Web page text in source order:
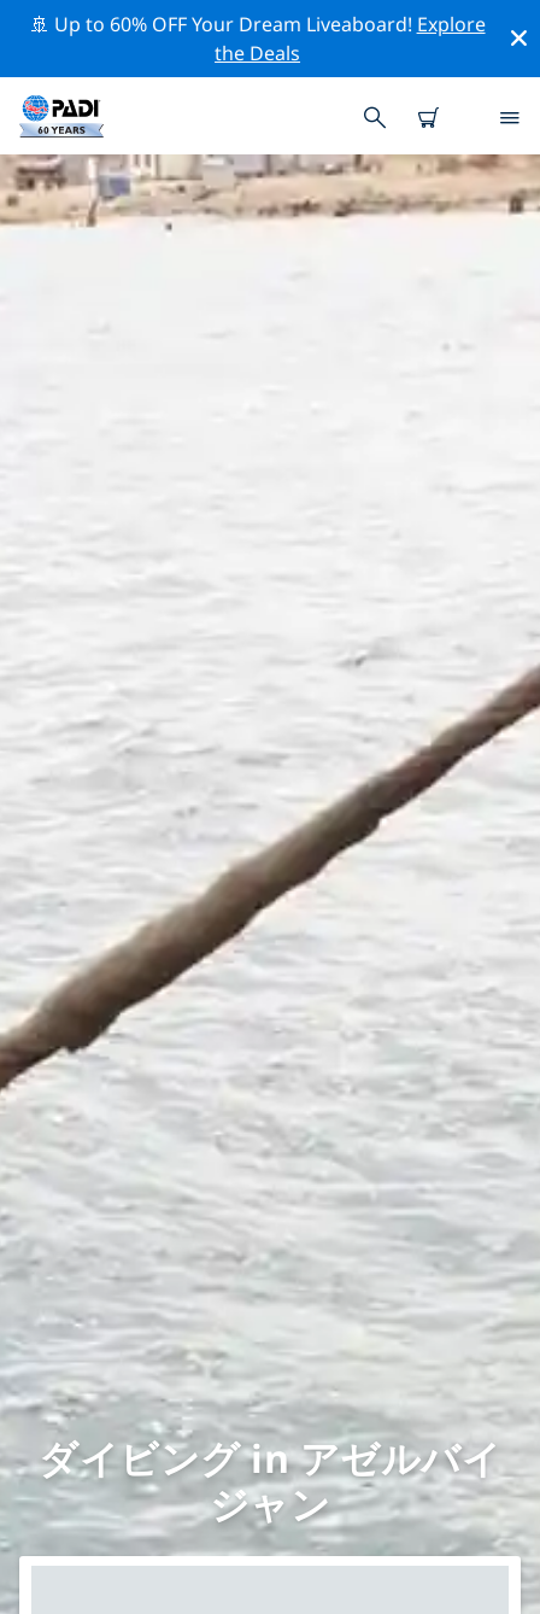
🚢 Up to 60% OFF Your Dream Liveaboard! Explore
the Deals
ダイビング in アゼルバイ
ジャン